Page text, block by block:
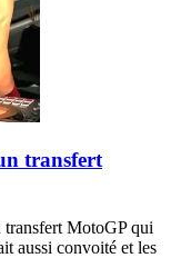
transfert
MotoGP qui
aussi convoité et les